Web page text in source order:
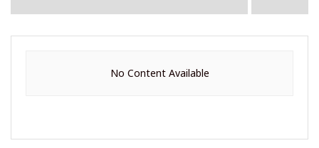
No Content Available